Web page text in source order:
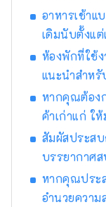
ตะวั
และเ
ซึ่งมีเ
โรงแ
เกียว
ประ
อาหารเช้าแ
เดิมนับตั้งแต่
ห้องพักที่ใช้
แนะนำสำห
หากคุณต้อง
ค้าเก่าแก่ ใ
สัมผัสประส
บรรยากาศส
หากคุณประ
อำนวยความ